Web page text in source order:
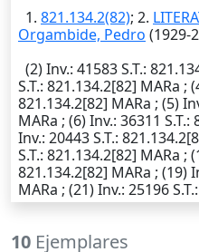
1. 821.134.2(82); 2.
Orgambide, Pedro (1929-
(2)Inv.: 41583S.T.:
S.T.: 821.134.2[82] MARa ;
821.134.2[82] MARa ; (5)
MARa ; (6)Inv.: 36311 S.T.:
Inv.: 20443S.T.:
S.T.: 821.134.2[82] MARa ;
821.134.2[82] MARa ; (19)
MARa ; (21)Inv.: 25196S.T.
10 Ejemplares